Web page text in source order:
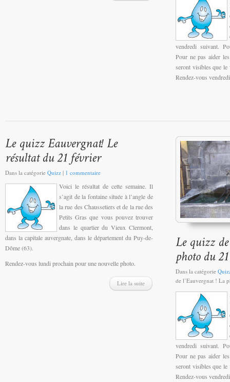
vendredi suivant.
Pour ne pas aider
seront visibles que
Rendez-vous
Dans la catégorie Quizz | 1 commentaire
Voici le résultat de cette semaine. Il
s’agit de la fontaine située à l’angle de
la rue des Chaussetiers et de la rue des
Petits Gras que vous pouvez trouver
dans le quartier du Vieux Clermont,
dans la capitale auvergnate, dans le département du Puy-de-
Dôme (63).
Rendez-vous lundi prochain pour une nouvelle photo.
Lire la suite
Dans la catégorie
de l’Eauvergnat ! La
vendredi suivant.
Pour ne pas aider
seront visibles que
Rendez-vous